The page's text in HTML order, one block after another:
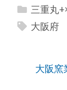
三重丸
大阪府
大阪窯